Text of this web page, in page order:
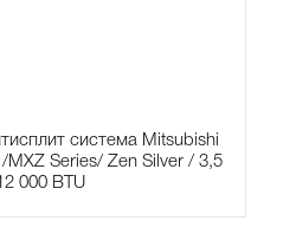
система Mitsubishi
MXZ Series/ Zen Silver / 3,5
000 BTU